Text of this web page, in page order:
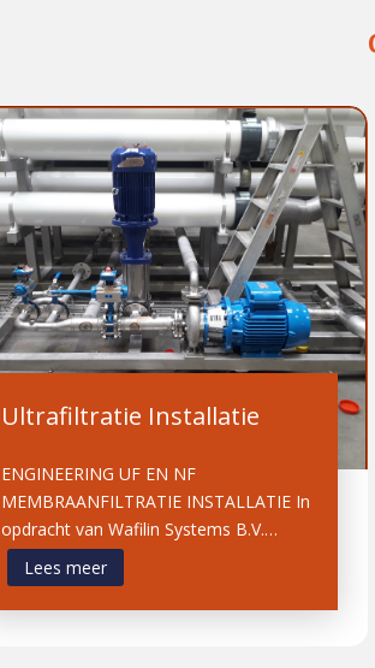
Ultrafiltratie Installatie
ENGINEERING UF EN NF
MEMBRAANFILTRATIE INSTALLATIE In
opdracht van Wafilin Systems B.V.…
Lees meer